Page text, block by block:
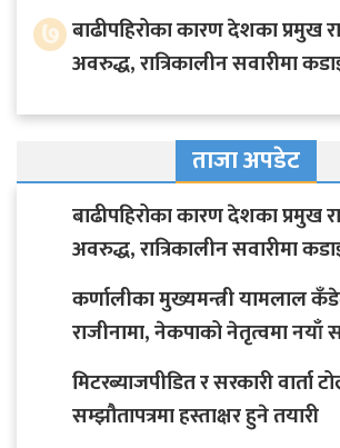
७ बाढीपहिरोका कारण देशका प्रमुख
अवरुद्ध, रात्रिकालीन सवारीमा
ताजा अपडेट
बाढीपहिरोका कारण देशका प्रमुख
अवरुद्ध, रात्रिकालीन सवारीमा
कर्णालीका मुख्यमन्त्री यामलाल
राजीनामा, नेकपाको नेतृत्वमा नयाँ
मिटरब्याजपीडित र सरकारी
सम्झौतापत्रमा हस्ताक्षर हुने तयारी